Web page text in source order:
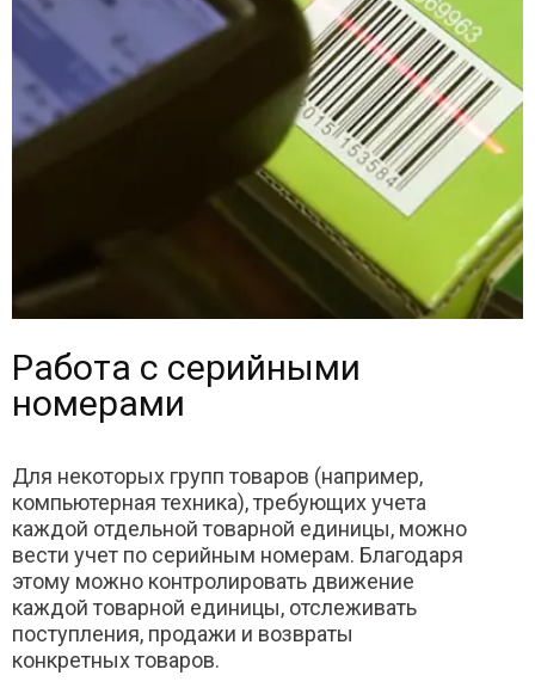
Работа с серийными
номерами
Для некоторых групп товаров (например,
компьютерная техника), требующих учета
каждой отдельной товарной единицы, можно
вести учет по серийным номерам. Благодаря
этому можно контролировать движение
каждой товарной единицы, отслеживать
поступления, продажи и возвраты
конкретных товаров.